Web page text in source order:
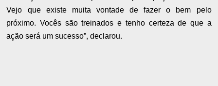
Vejo que existe muita vontade de fazer o bem pelo
próximo. Vocês são treinados e tenho certeza de que a
ação será um sucesso”, declarou.